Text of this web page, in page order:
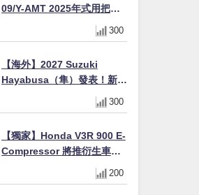
09/Y-AMT 2025年式用把手
Easy Fit Bar Plus」！高
7mm後移16mm直上×三色×
300
【海外】2027 Suzuki
Hayabusa（隼）發表！新增
Special Edition 特仕版，全
新珍珠白塗裝與專屬配備登
300
【獨家】Honda V3R 900 E-
Compressor 將推衍生車
系？自然進氣 V3 同步測試
中，CG 預想曝光！
200